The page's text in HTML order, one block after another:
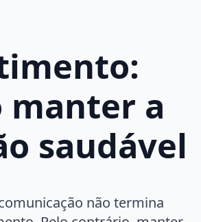
manter a
saudável
não termina